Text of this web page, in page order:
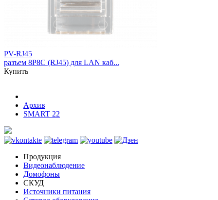
PV-RJ45
разъем 8P8C (RJ45) для LAN каб...
Купить
Архив
SMART 22
Продукция
Видеонаблюдение
Домофоны
СКУД
Источники питания